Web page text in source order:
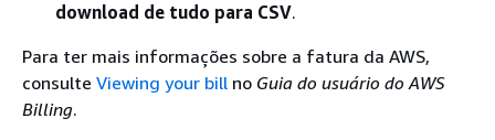
download de tudo para CSV.
Para ter mais informações sobre a fatura da AWS,
consulte Viewing your bill no Guia do usuário do AWS
Billing.